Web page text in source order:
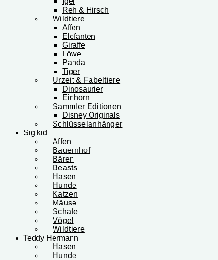
Reh & Hirsch
Wildtiere
Affen
Elefanten
Giraffe
Löwe
Panda
Tiger
Urzeit & Fabeltiere
Dinosaurier
Einhorn
Sammler Editionen
Disney Originals
Schlüsselanhänger
Sigikid
Affen
Bauernhof
Bären
Beasts
Hasen
Hunde
Katzen
Mäuse
Schafe
Vögel
Wildtiere
Teddy Hermann
Hasen
Hunde